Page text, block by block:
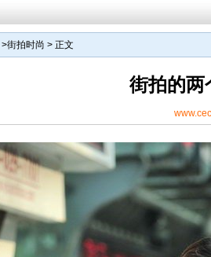
>街拍时尚 > 正文
街拍的两